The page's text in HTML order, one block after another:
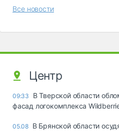
Все новости
Центр
09:33
В Тверской области
фасад логокомплекса
05.08 В Брянской области